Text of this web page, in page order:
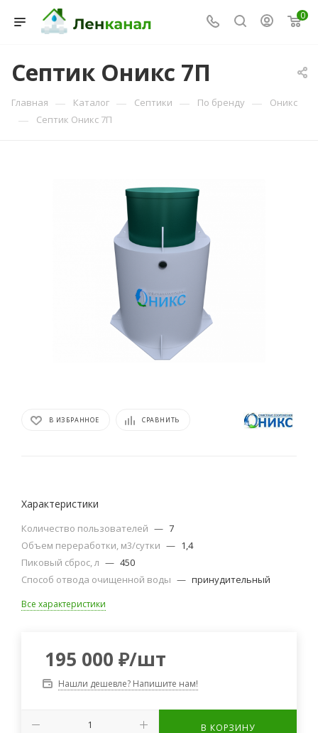
0
Септик Оникс 7П
Главная — Каталог — Септики — По бренду — Оникс
— Септик Оникс 7П
В ИЗБРАННОЕ СРАВНИТЬ
Характеристики
Количество пользователей — 7
Объем переработки, м3/сутки — 1,4
Пиковый сброс, л — 450
Способ отвода очищенной воды — принудительный
Все характеристики
195 000 ₽/шт
Нашли дешевле? Напишите нам!
В КОРЗИНУ
Онлайн — отвечаем моментально